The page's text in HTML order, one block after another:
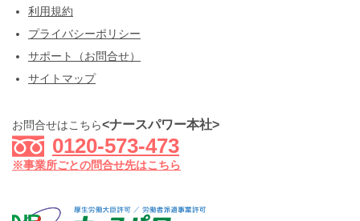
利用規約
プライバシーポリシー
サポート（お問合せ）
サイトマップ
お問合せはこちら<ナースパワー本社>
0120-573-473
※事業所ごとの問合せ先はこちら